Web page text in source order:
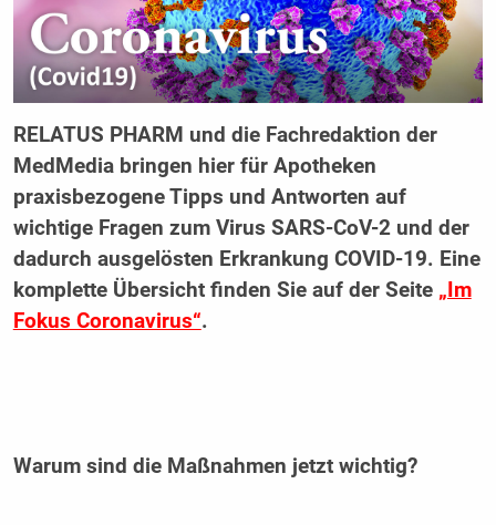
RELATUS PHARM und die Fachredaktion der
MedMedia bringen hier für Apotheken
praxisbezogene Tipps und Antworten auf
wichtige Fragen zum Virus SARS-CoV-2 und der
dadurch ausgelösten Erkrankung COVID-19. Eine
komplette Übersicht finden Sie auf der Seite „Im
Fokus Coronavirus“.
Warum sind die Maßnahmen jetzt wichtig?